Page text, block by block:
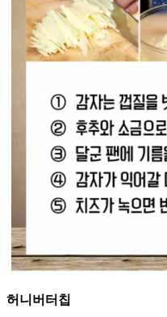
허니버터칩